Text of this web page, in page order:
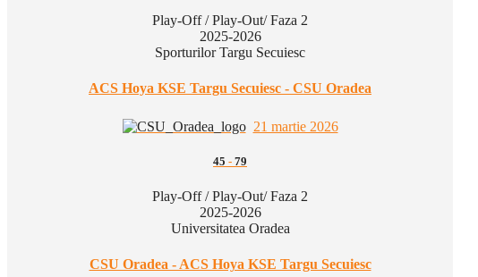
Play-Off / Play-Out/ Faza 2
2025-2026
Sporturilor Targu Secuiesc
ACS Hoya KSE Targu Secuiesc - CSU Oradea
21 martie 2026
45 - 79
Play-Off / Play-Out/ Faza 2
2025-2026
Universitatea Oradea
CSU Oradea - ACS Hoya KSE Targu Secuiesc